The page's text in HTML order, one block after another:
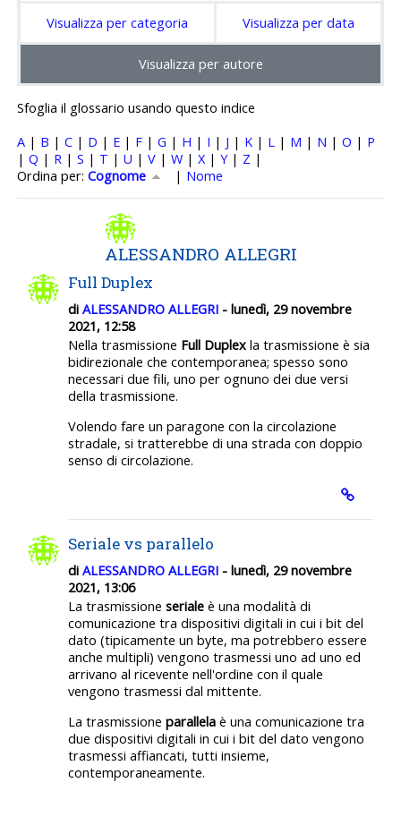
Visualizza per categoria Visualizza per data
Visualizza per autore
Sfoglia il glossario usando questo indice
A | B |C | D | E | F |G | H | I | J | K | L | M | N |O | P
|Q | R |S | T |U |V |W |X |Y| Z |
Ordinato per Cognome crescente
Ordina per:Cognome | Nome
ALESSANDRO ALLEGRI
Full Duplex
di ALESSANDRO ALLEGRI - lunedì, 29 novembre
2021, 12:58
Nella trasmissione Full Duplex la trasmissione è sia
bidirezionale che contemporanea; spesso sono
necessari due fili, uno per ognuno dei due versi
della trasmissione.
Volendo fare un paragone con la circolazione
stradale, si tratterebbe di una strada con doppio
senso di circolazione.
Seriale vs parallelo
di ALESSANDRO ALLEGRI - lunedì, 29 novembre
2021, 13:06
La trasmissione seriale è una modalità di
comunicazione tra dispositivi digitali in cui i bit del
dato (tipicamente un byte, ma potrebbero essere
anche multipli) vengono trasmessi uno ad uno ed
arrivano al ricevente nell'ordine con il quale
vengono trasmessi dal mittente.
La trasmissione parallela è una comunicazione tra
due dispositivi digitali in cui i bit del dato vengono
trasmessi affiancati, tutti insieme,
contemporaneamente.